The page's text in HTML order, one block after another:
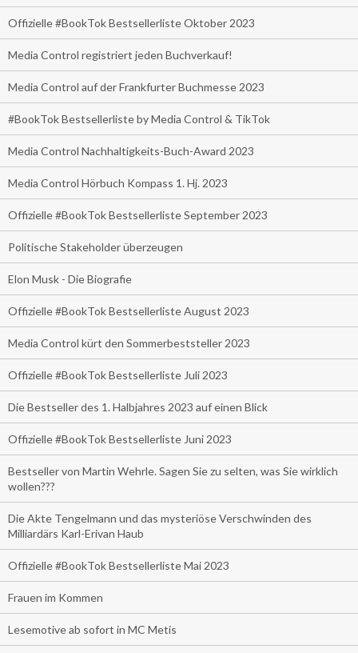
Offizielle #BookTok Bestsellerliste Oktober 2023
Media Control registriert jeden Buchverkauf!
Media Control auf der Frankfurter Buchmesse 2023
#BookTok Bestsellerliste by Media Control & TikTok
Media Control Nachhaltigkeits-Buch-Award 2023
Media Control Hörbuch Kompass 1. Hj. 2023
Offizielle #BookTok Bestsellerliste September 2023
Politische Stakeholder überzeugen
Elon Musk - Die Biografie
Offizielle #BookTok Bestsellerliste August 2023
Media Control kürt den Sommerbeststeller 2023
Offizielle #BookTok Bestsellerliste Juli 2023
Die Bestseller des 1. Halbjahres 2023 auf einen Blick
Offizielle #BookTok Bestsellerliste Juni 2023
Bestseller von Martin Wehrle. Sagen Sie zu selten, was Sie wirklich
wollen???
Die Akte Tengelmann und das mysteriöse Verschwinden des
Milliardärs Karl-Erivan Haub
Offizielle #BookTok Bestsellerliste Mai 2023
Frauen im Kommen
Lesemotive ab sofort in MC Metis